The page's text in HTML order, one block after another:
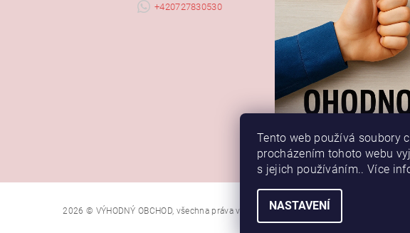
+420727830530
2026 © VÝHODNÝ OBCHOD, všechna práva vyhrazena
Tento web používá soubory
procházením tohoto webu
s jejich používáním.. Více
NASTAVENÍ